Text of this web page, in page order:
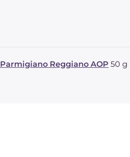
Parmigiano Reggiano AOP 50 g